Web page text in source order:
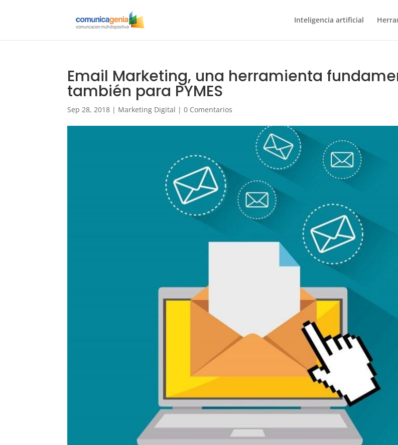
Inteligencia artificial
Email Marketing, una herramienta
también para PYMES
Sep 28, 2018 | Marketing Digital |0 Comentarios